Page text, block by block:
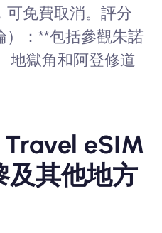
可免費取消。評分
）：**包括參觀朱諾
地獄角和阿登修道
eSIM
及其他地方